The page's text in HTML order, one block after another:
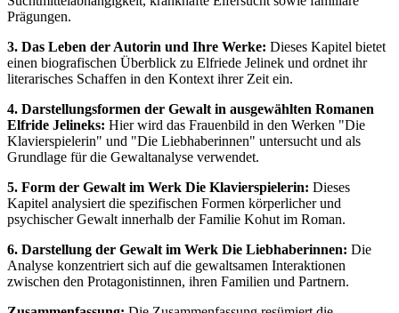
Prägungen.
3. Das Leben der Autorin und Ihre Werke: Dieses Kapitel bietet
einen biografischen Überblick zu Elfriede Jelinek und ordnet ihr
literarisches Schaffen in den Kontext ihrer Zeit ein.
4. Darstellungsformen der Gewalt in ausgewählten Romanen
Elfride Jelineks: Hier wird das Frauenbild in den Werken "Die
Klavierspielerin" und "Die Liebhaberinnen" untersucht und als
Grundlage für die Gewaltanalyse verwendet.
5. Form der Gewalt im Werk Die Klavierspielerin: Dieses
Kapitel analysiert die spezifischen Formen körperlicher und
psychischer Gewalt innerhalb der Familie Kohut im Roman.
6. Darstellung der Gewalt im Werk Die Liebhaberinnen: Die
Analyse konzentriert sich auf die gewaltsamen Interaktionen
zwischen den Protagonistinnen, ihren Familien und Partnern.